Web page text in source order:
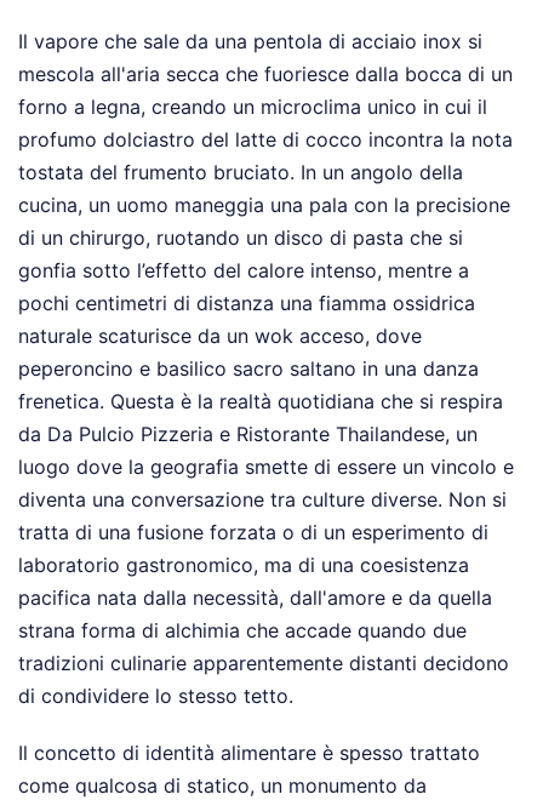
Il vapore che sale da una pentola di acciaio inox si
mescola all'aria secca che fuoriesce dalla bocca di un
forno a legna, creando un microclima unico in cui il
profumo dolciastro del latte di cocco incontra la nota
tostata del frumento bruciato. In un angolo della
cucina, un uomo maneggia una pala con la precisione
di un chirurgo, ruotando un disco di pasta che si
gonfia sotto l’effetto del calore intenso, mentre a
pochi centimetri di distanza una fiamma ossidrica
naturale scaturisce da un wok acceso, dove
peperoncino e basilico sacro saltano in una danza
frenetica. Questa è la realtà quotidiana che si respira
da Da Pulcio Pizzeria e Ristorante Thailandese, un
luogo dove la geografia smette di essere un vincolo e
diventa una conversazione tra culture diverse. Non si
tratta di una fusione forzata o di un esperimento di
laboratorio gastronomico, ma di una coesistenza
pacifica nata dalla necessità, dall'amore e da quella
strana forma di alchimia che accade quando due
tradizioni culinarie apparentemente distanti decidono
di condividere lo stesso tetto.
Il concetto di identità alimentare è spesso trattato
come qualcosa di statico, un monumento da